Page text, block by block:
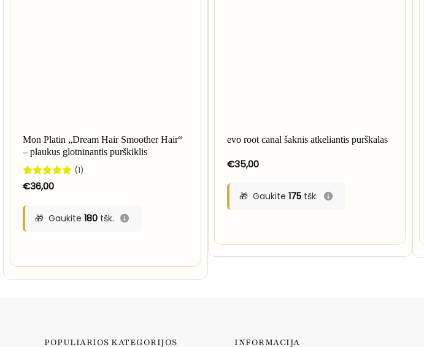
Mon Platin „Dream Hair Smoother Hair“
– plaukus glotninantis purškiklis
Įvertinimas:
(1)
€36,00
Gaukite 180tšk.
evo root canal šaknis atkeliantis purškalas
€35,00
Gaukite175 tšk.
POPULIARIOS KATEGORIJOS INFORMACIJA